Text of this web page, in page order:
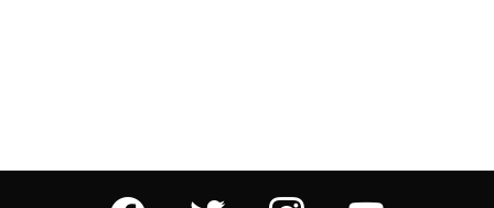
facebook twitter instagram youtube